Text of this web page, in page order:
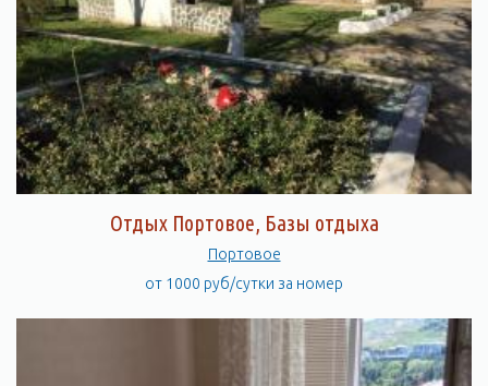
Отдых Портовое, Базы отдыха
Портовое
от 1000 руб/сутки за номер